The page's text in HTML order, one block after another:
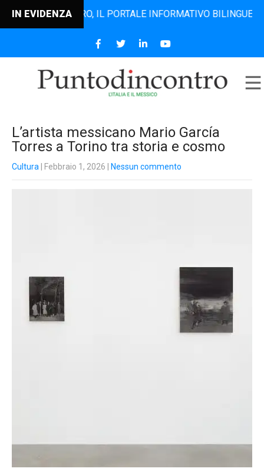
IN EVIDENZA IL PORTALE INFORMATIVO BILINGUE CHE
L’artista messicano Mario García
Torres a Torino tra storia e cosmo
Cultura | Febbraio 1, 2026 Nessun commento